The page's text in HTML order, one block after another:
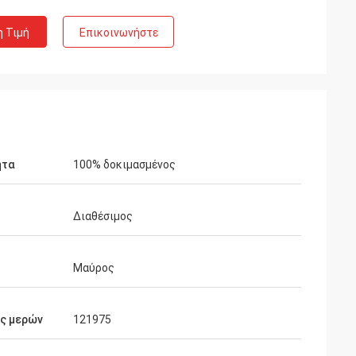
πάλι όταν
Τιμή Επικοινωνήστε
100% δοκιμασμένος
Διαθέσιμος
Μαύρος
μερών 121975